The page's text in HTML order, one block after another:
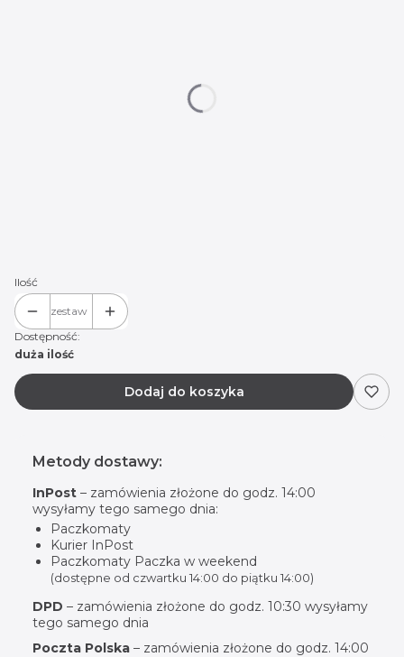
Mercedes 07
Ilość
zestaw
Dostępność:
duża ilość
Dodaj do koszyka
Metody dostawy:
InPost – zamówienia złożone do godz. 14:00
wysyłamy tego samego dnia:
Paczkomaty
Kurier InPost
Paczkomaty Paczka w weekend
(dostępne od czwartku 14:00 do piątku 14:00)
DPD – zamówienia złożone do godz. 10:30 wysyłamy
tego samego dnia
Poczta Polska – zamówienia złożone do godz. 14:00